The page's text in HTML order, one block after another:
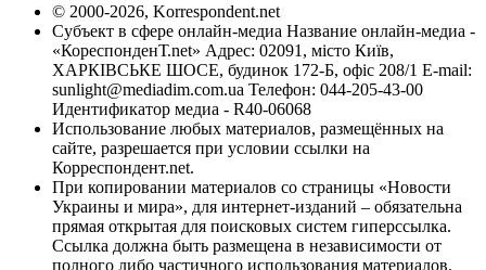
© 2000-2026, Korrespondent.net
Субъект в сфере онлайн-медиа Название онлайн-медиа -
«КореспонденТ.net» Адрес: 02091, місто Київ,
ХАРКІВСЬКЕ ШОСЕ, будинок 172-Б, офіс 208/1 E-mail:
sunlight@mediadim.com.ua Телефон: 044-205-43-00
Идентификатор медиа - R40-06068
Использование любых материалов, размещённых на
сайте, разрешается при условии ссылки на
Корреспондент.net.
При копировании материалов со страницы «Новости
Украины и мира», для интернет-изданий – обязательна
прямая открытая для поисковых систем гиперссылка.
Ссылка должна быть размещена в независимости от
полного либо частичного использования материалов.